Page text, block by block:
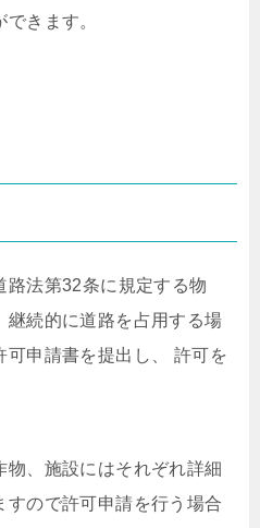
きます。
路法第32条に規定する物
継続的に道路を占用する場
申請書を提出し、 許可を
物、施設にはそれぞれ詳細
すので許可申請を行う場合